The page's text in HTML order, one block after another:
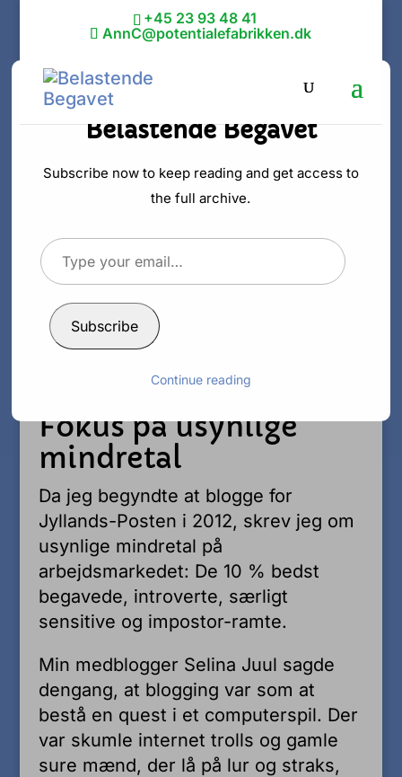
+45 23 93 48 41
AnnC@potentialefabrikken.dk
Bevidst begavet
og usynligt
mindretal
af Ann C. Schødt 18. feb 2026
Fokus på usynlige
mindretal
Da jeg begyndte at blogge for
Jyllands-Posten i 2012, skrev jeg om
usynlige mindretal på
arbejdsmarkedet: De 10 % bedst
begavede, introverte, særligt
sensitive og impostor-ramte.
Min medblogger Selina Juul sagde
dengang, at blogging var som at
bestå en quest i et computerspil. Der
var skumle internet trolls og gamle
sure mænd, der lå på lur og straks,
Discover more from
Belastende Begavet
Subscribe now to keep reading and get access to
the full archive.
Type
your
email…
Subscribe
Continue reading